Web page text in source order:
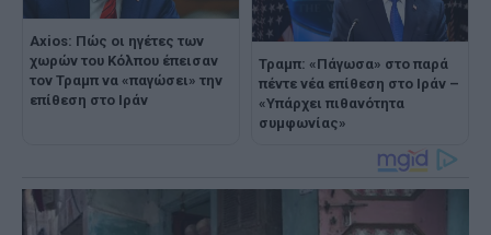
Axios: Πώς οι ηγέτες των
χωρών του Κόλπου έπεισαν
τον Τραμπ να «παγώσει» την
επίθεση στο Ιράν
Τραμπ: «Πάγωσα» στο παρά
πέντε νέα επίθεση στο Ιράν –
«Υπάρχει πιθανότητα
συμφωνίας»